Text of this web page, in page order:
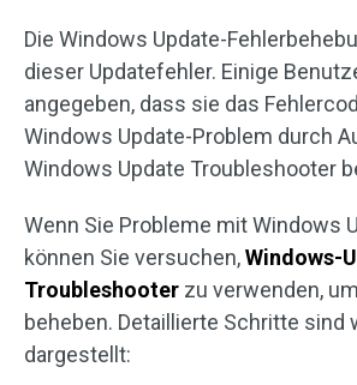
Die Windows Update-
dieser Updatefehler. Einige
angegeben, dass sie das
Windows Update-Problem durch
Windows Update Troubleshooter
Wenn Sie Probleme mit Windows
können Sie versuchen,Windows-
Troubleshooter zu verwenden,
beheben. Detaillierte Schritte sind
dargestellt: